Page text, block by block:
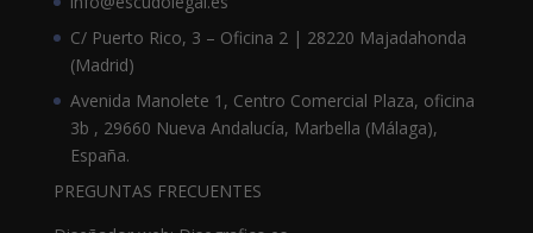
C/ Puerto Rico, 3 – Oficina 2 | 28220 Majadahonda
(Madrid)
Avenida Manolete 1, Centro Comercial Plaza, oficina
3b , 29660 Nueva Andalucía, Marbella (Málaga),
España.
PREGUNTAS FRECUENTES